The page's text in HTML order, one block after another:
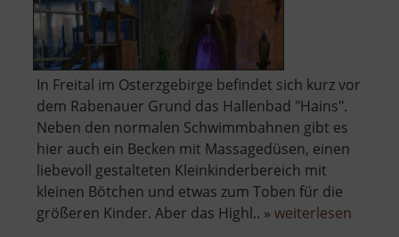
In Freital im Osterzgebirge befindet sich kurz vor
dem Rabenauer Grund das Hallenbad "Hains".
Neben den normalen Schwimmbahnen gibt es
hier auch ein Becken mit Massagedüsen, einen
liebevoll gestalteten Kleinkinderbereich mit
kleinen Bötchen und etwas zum Toben für die
größeren Kinder. Aber das Highl.. » weiterlesen